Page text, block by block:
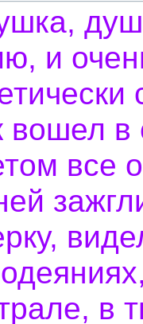
и
вошел
все
в